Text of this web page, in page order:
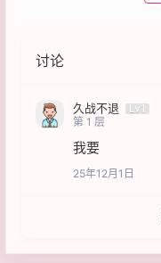
讨论
久战不退
Lv1
第 1 层
我要
25年12月1日